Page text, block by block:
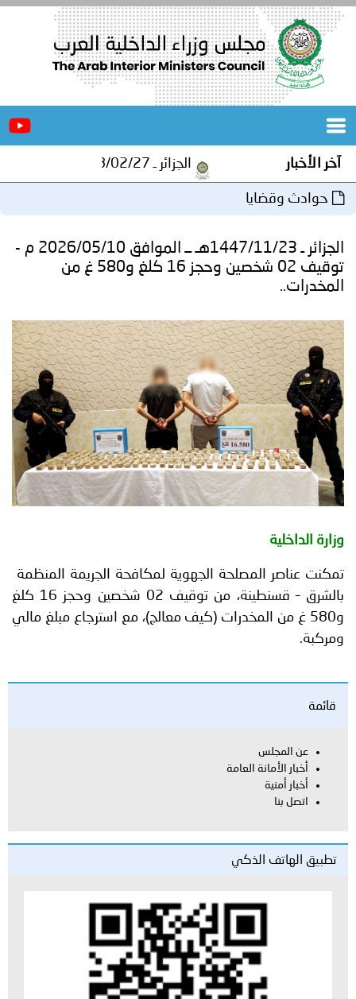
الرئيسية
المجلس
مؤتمرات
و
اجتماعات
جهود
و
إنجازات
برامج
توعوية
الخدمات
الإلكترونية
صور
وفيديو
مجلة
أصداء
الأمانة
إعلانات
من
نحن
اتصل
بنا
آخر الأخبار الجزائر ـ 1448/02/27هـ ــ الموافق 2026/08/10 م - مصالح أمن ولاية المنيعة تستقبل أشبال الهلال الاحمر الجزائري بالمنيعة..
حوادث وقضايا
الجزائر ـ 1447/11/23هـ ــ الموافق 2026/05/10 م -
توقيف 02 شخصين وحجز 16 كلغ و580 غ من
المخدرات..
وزارة الداخلية
تمكنت عناصر المصلحة الجهوية لمكافحة الجريمة المنظمة
بالشرق – قسنطينة، من توقيف 02 شخصين وحجز 16 كلغ
و580 غ من المخدرات (كيف معالج)، مع استرجاع مبلغ مالي
ومركبة.
قائمة
عن المجلس
أخبار الأمانة العامة
أخبار أمنية
اتصل بنا
تطبيق الهاتف الذكي